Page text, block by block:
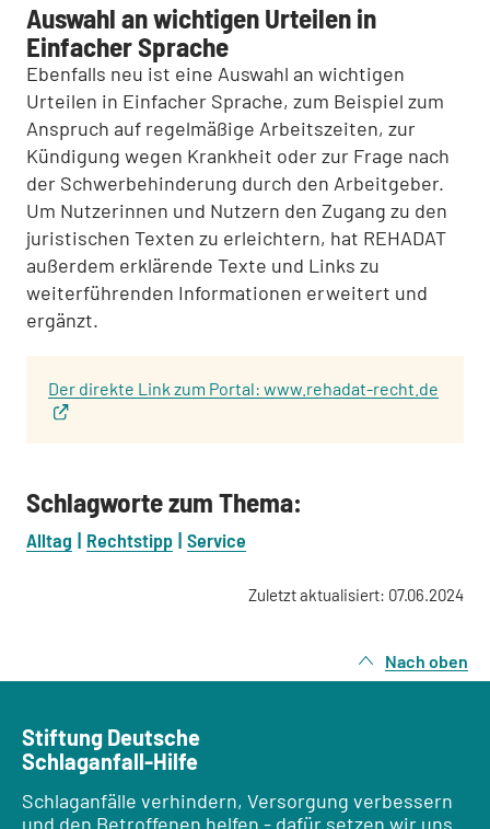
Auswahl an wichtigen Urteilen in
Einfacher Sprache
Ebenfalls neu ist eine Auswahl an wichtigen
Urteilen in Einfacher Sprache, zum Beispiel zum
Anspruch auf regelmäßige Arbeitszeiten, zur
Kündigung wegen Krankheit oder zur Frage nach
der Schwerbehinderung durch den Arbeitgeber.
Um Nutzerinnen und Nutzern den Zugang zu den
juristischen Texten zu erleichtern, hat REHADAT
außerdem erklärende Texte und Links zu
weiterführenden Informationen erweitert und
ergänzt.
Der direkte Link zum Portal: www.rehadat-recht.de
Schlagworte zum Thema:
Alltag Rechtstipp Service
Zuletzt aktualisiert: 07.06.2024
Nach oben
Stiftung Deutsche
Schlaganfall-Hilfe
Schlaganfälle verhindern, Versorgung verbessern
und den Betroffenen helfen - dafür setzen wir uns